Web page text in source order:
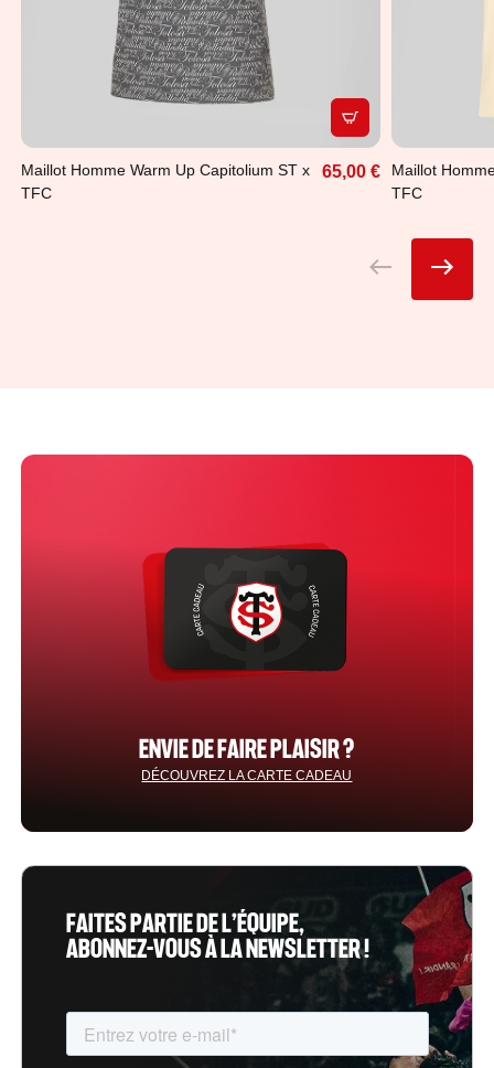
APERÇU RAPIDE
Maillot Homme Warm Up Capitolium ST x
TFC
65,00 €
Maillot
TFC
ENVIE DE FAIRE PLAISIR ?
DÉCOUVREZ LA CARTE CADEAU
FAITES PARTIE DE L’ÉQUIPE,
ABONNEZ-VOUS À LA NEWSLETTER !